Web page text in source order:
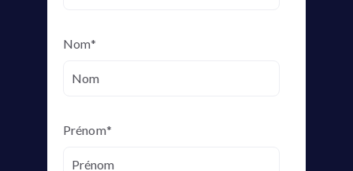
Nom*
Prénom*